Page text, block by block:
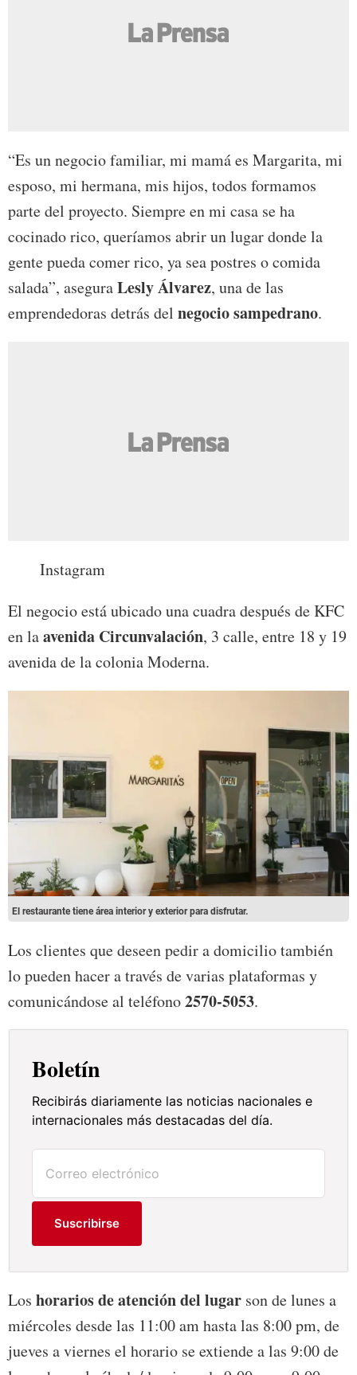
“Es un negocio familiar, mi mamá es Margarita, mi
esposo, mi hermana, mis hijos, todos formamos
parte del proyecto. Siempre en mi casa se ha
cocinado rico, queríamos abrir un lugar donde la
gente pueda comer rico, ya sea postres o comida
salada”, aseguraLesly Álvarez, una de las
emprendedoras detrás del negocio sampedrano.
Instagram
El negocio está ubicado una cuadra después de KFC
en laavenida Circunvalación, 3 calle, entre 18 y 19
avenida de la colonia Moderna.
El restaurante tiene área interior y exterior para disfrutar.
Los clientes que deseen pedir a domicilio también
lo pueden hacer a través de varias plataformas y
comunicándose al teléfono2570-5053.
Boletín
Recibirás diariamente las noticias nacionales e
internacionales más destacadas del día.
Suscribirse
Los horarios de atención del lugar son de lunes a
miércoles desde las 11:00 am hasta las 8:00 pm, de
jueves a viernes el horario se extiende a las 9:00 de